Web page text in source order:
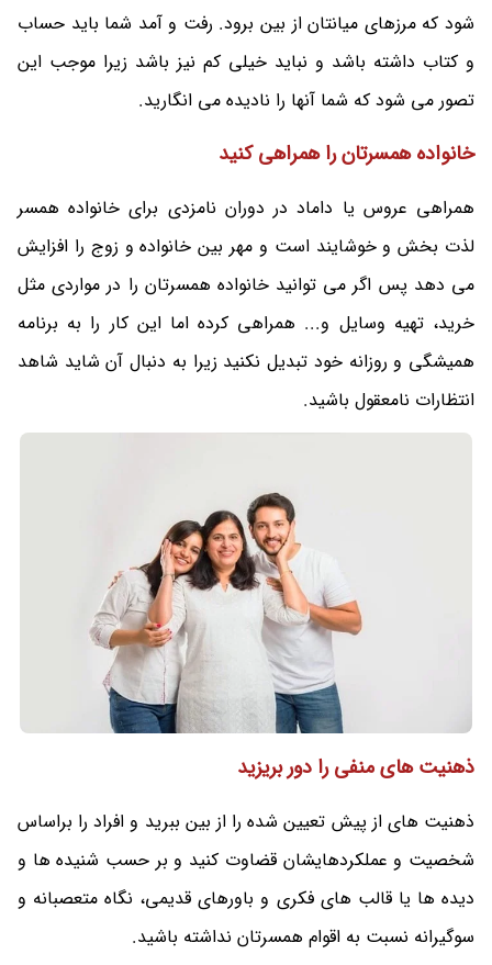
شود که مرزهای میانتان از بین برود. رفت و آمد شما باید حساب
و کتاب داشته باشد و نباید خیلی کم نیز باشد زیرا موجب این
تصور می شود که شما آنها را نادیده می انگارید.
خانواده همسرتان را همراهی کنید
همراهی عروس یا داماد در دوران نامزدی برای خانواده همسر
لذت بخش و خوشایند است و مهر بین خانواده و زوج را افزایش
می دهد پس اگر می توانید خانواده همسرتان را در مواردی مثل
خرید، تهیه وسایل و... همراهی کرده اما این کار را به برنامه
همیشگی و روزانه خود تبدیل نکنید زیرا به دنبال آن شاید شاهد
انتظارات نامعقول باشید.
ذهنیت های منفی را دور بریزید
ذهنیت های از پیش تعیین شده را از بین ببرید و افراد را براساس
شخصیت و عملکردهایشان قضاوت کنید و بر حسب شنیده ها و
دیده ها یا قالب های فکری و باورهای قدیمی، نگاه متعصبانه و
سوگیرانه نسبت به اقوام همسرتان نداشته باشید.